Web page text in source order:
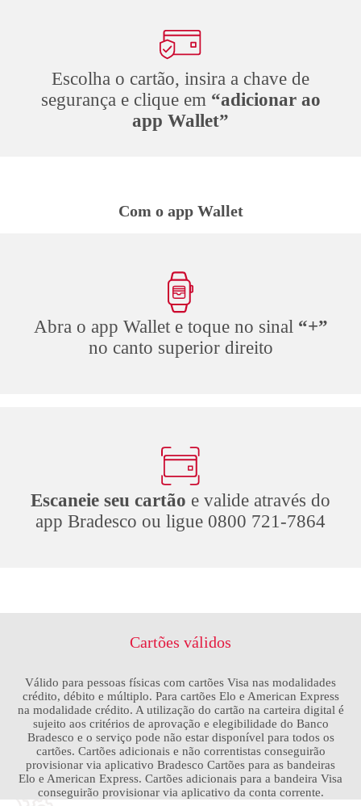
Escolha o cartão, insira a chave de
segurança e clique em “adicionar ao
app Wallet”
Com o app Wallet
Abra o app Wallet e toque no sinal “+”
no canto superior direito
Escaneie seu cartão e valide através do
app Bradesco ou ligue 0800 721-7864
Cartões válidos
Válido para pessoas físicas com cartões Visa nas modalidades
crédito, débito e múltiplo. Para cartões Elo e American Express
na modalidade crédito. A utilização do cartão na carteira digital é
sujeito aos critérios de aprovação e elegibilidade do Banco
Bradesco e o serviço pode não estar disponível para todos os
cartões. Cartões adicionais e não correntistas conseguirão
provisionar via aplicativo Bradesco Cartões para as bandeiras
Elo e American Express. Cartões adicionais para a bandeira Visa
conseguirão provisionar via aplicativo da conta corrente.